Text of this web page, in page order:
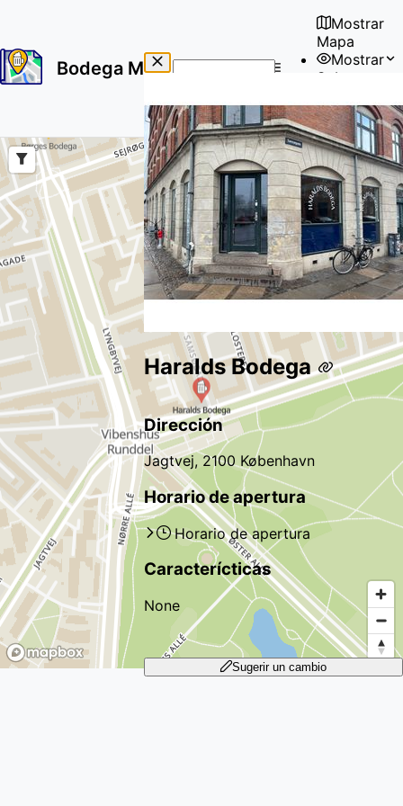
Bodega Map
results
found
Mostrar
Mapa
Mostrar
Sobre
Usuario
Haralds Bodega
Dirección
Jagtvej, 2100 København
Horario de apertura
Horario de apertura
Caracterícticas
None
Sugerir un cambio